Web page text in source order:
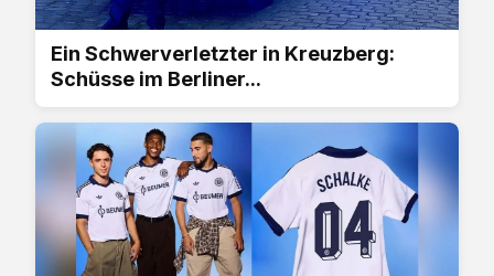
Ein Schwerverletzter in Kreuzberg:
Schüsse im Berliner...